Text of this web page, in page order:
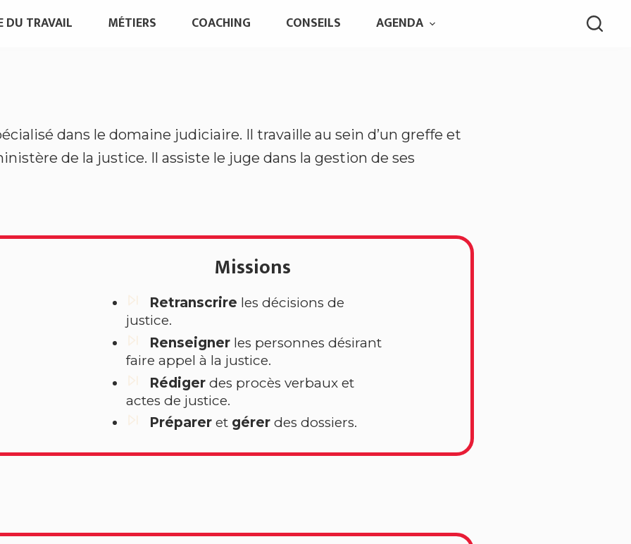
DU TRAVAIL MÉTIERS COACHING CONSEILS AGENDA
dans le domaine judiciaire. Il travaille au sein d’un greffe et
de la justice. Il assiste le juge dans la gestion de ses
Missions
Retranscrire les décisions de
justice.
Renseigner les personnes désirant
faire appel à la justice.
Rédiger des procès verbaux et
actes de justice.
Préparer et gérer des dossiers.